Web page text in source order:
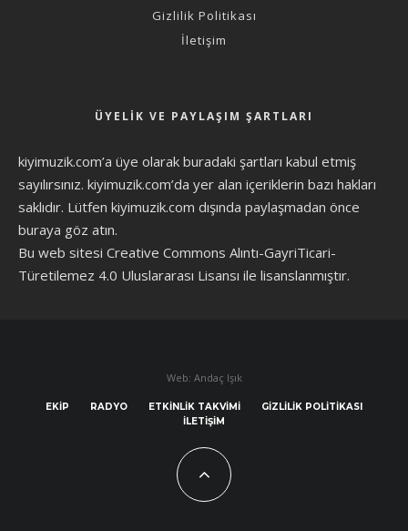
Gizlilik Politikası
İletişim
ÜYELIK VE PAYLAŞIM ŞARTLARI
kiyimuzik.com’a üye olarak buradaki şartları kabul etmiş
sayılırsınız. kiyimuzik.com’da yer alan içeriklerin bazı hakları
saklıdır. Lütfen kiyimuzik.com dışında paylaşmadan önce
buraya göz atın.
Bu web sitesi Creative Commons Alıntı-GayriTicari-
Türetilemez 4.0 Uluslararası Lisansı ile lisanslanmıştır.
Web: Andaç Işık
EKIP RADYO ETKINLIK TAKVIMI
GIZLILIK POLITIKASI
İLETIŞIM